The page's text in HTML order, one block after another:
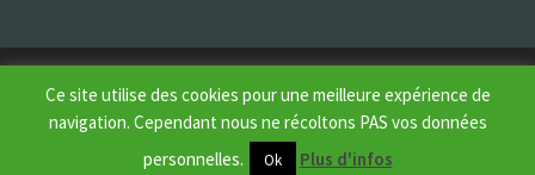
Ce site utilise des cookies pour une meilleure expérience de
navigation. Cependant nous ne récoltons PAS vos données
personnelles.
Ok Plus d'infos